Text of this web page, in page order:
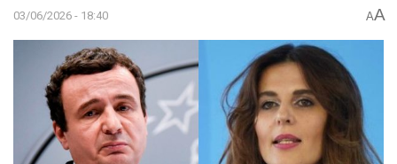
03/06/2026 - 18:40 AA